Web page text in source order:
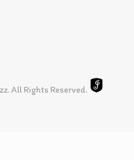
All Rights Reserved.